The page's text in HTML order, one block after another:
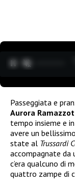
Passeggiata e
Aurora
tempo insieme e
avere un
state al Trussardi
accompagnate da
c’era qualcuno di
quattro zampe di